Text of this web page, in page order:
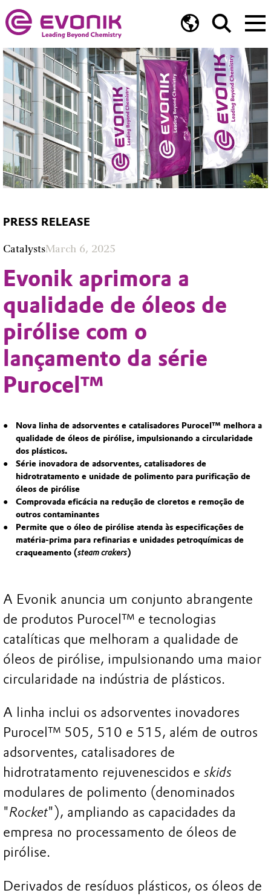
PRESS RELEASE
CatalystsMarch 6, 2025
Evonik aprimora a
qualidade de óleos de
pirólise com o
lançamento da série
Purocel™
Nova linha de adsorventes e catalisadores Purocel™ melhora a
qualidade de óleos de pirólise, impulsionando a circularidade
dos plásticos.
Série inovadora de adsorventes, catalisadores de
hidrotratamento e unidade de polimento para purificação de
óleos de pirólise
Comprovada eficácia na redução de cloretos e remoção de
outros contaminantes
Permite que o óleo de pirólise atenda às especificações de
matéria-prima para refinarias e unidades petroquímicas de
craqueamento (steam crakers)
A Evonik anuncia um conjunto abrangente
de produtos Purocel™ e tecnologias
catalíticas que melhoram a qualidade de
óleos de pirólise, impulsionando uma maior
circularidade na indústria de plásticos.
A linha inclui os adsorventes inovadores
Purocel™ 505, 510 e 515, além de outros
adsorventes, catalisadores de
hidrotratamento rejuvenescidos e skids
modulares de polimento (denominados
"Rocket"), ampliando as capacidades da
empresa no processamento de óleos de
pirólise.
Derivados de resíduos plásticos, os óleos de